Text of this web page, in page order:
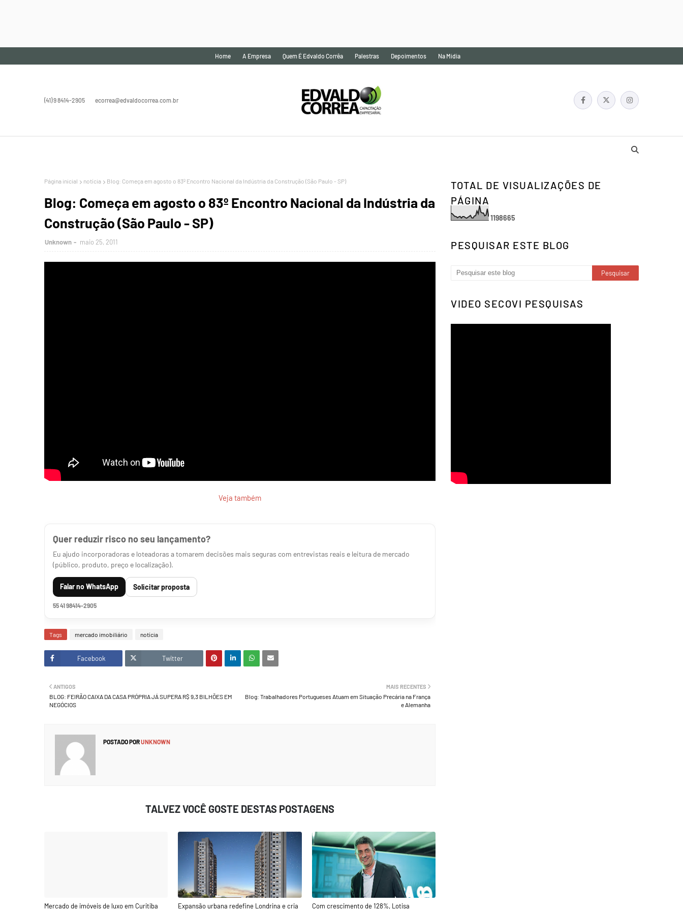
Home A Empresa Quem É Edvaldo Corrêa Palestras Depoimentos Na Mídia
(41) 9 8414-2905 ecorrea@edvaldocorrea.com.br
Página inicial notícia Blog: Começa em agosto o 83º Encontro Nacional da Indústria da Construção (São Paulo - SP)
Blog: Começa em agosto o 83º Encontro Nacional da Indústria da
Construção (São Paulo - SP)
Unknown maio 25, 2011
Veja também
Quer reduzir risco no seu lançamento?
Eu ajudo incorporadoras e loteadoras a tomarem decisões mais seguras com entrevistas reais e leitura de mercado
(público, produto, preço e localização).
Falar no WhatsApp Solicitar proposta
55 41 98414-2905
Tags mercado imobiliário notícia
Facebook Twitter
MAIS RECENTES
Blog: Trabalhadores Portugueses Atuam em Situação Precária na França
e Alemanha
ANTIGOS
BLOG: FEIRÃO CAIXA DA CASA PRÓPRIA JÁ SUPERA R$ 9,3 BILHÕES EM
NEGÓCIOS
POSTADO PORUNKNOWN
TALVEZ VOCÊ GOSTE DESTAS POSTAGENS
Mercado de imóveis de luxo em Curitiba Expansão urbana redefine Londrina e cria Com crescimento de 128%, Lotisa
TOTAL DE VISUALIZAÇÕES DE
PÁGINA
1198665
PESQUISAR ESTE BLOG
VIDEO SECOVI PESQUISAS